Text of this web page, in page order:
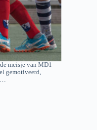
meisje van MD1
gemotiveerd,